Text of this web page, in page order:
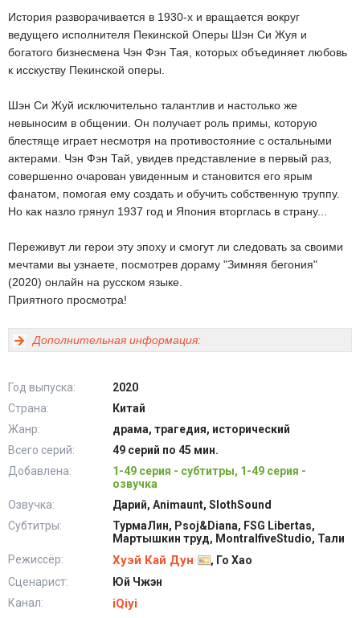
История разворачивается в 1930-х и вращается вокруг
ведущего исполнителя Пекинской Оперы Шэн Си Жуя и
богатого бизнесмена Чэн Фэн Тая, которых объединяет любовь
к исскуству Пекинской оперы.
Шэн Си Жуй исключительно талантлив и настолько же
невыносим в общении. Он получает роль примы, которую
блестяще играет несмотря на противостояние с остальными
актерами. Чэн Фэн Тай, увидев представление в первый раз,
совершенно очарован увиденным и становится его ярым
фанатом, помогая ему создать и обучить собственную труппу.
Но как назло грянул 1937 год и Япония вторглась в страну...
Переживут ли герои эту эпоху и смогут ли следовать за своими
мечтами вы узнаете, посмотрев дораму "Зимняя бегония"
(2020) онлайн на русском языке.
Приятного просмотра!
Дополнительная информация:
Год выпуска:
2020
Страна:
Китай
Жанр:
драма, трагедия, исторический
Всего серий:
49 серий по 45 мин.
Добавлена:
1-49 серия - субтитры, 1-49 серия -
озвучка
Озвучка:
Дарий, Animaunt, SlothSound
Субтитры:
ТурмаЛин, Psoj&Diana, FSG Libertas,
Мартышкин труд, MontralfiveStudio, Тали
Режиссёр:
Хуэй Кай Дун
, Го Хао
Сценарист:
Юй Чжэн
Канал:
iQiyi